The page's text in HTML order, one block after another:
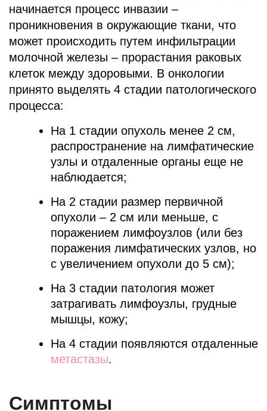
начинается процесс инвазии –
проникновения в окружающие ткани, что
может происходить путем инфильтрации
молочной железы – прорастания раковых
клеток между здоровыми. В онкологии
принято выделять 4 стадии патологического
процесса:
На 1 стадии опухоль менее 2 см,
распространение на лимфатические
узлы и отдаленные органы еще не
наблюдается;
На 2 стадии размер первичной
опухоли – 2 см или меньше, с
поражением лимфоузлов (или без
поражения лимфатических узлов, но
с увеличением опухоли до 5 см);
На 3 стадии патология может
затрагивать лимфоузлы, грудные
мышцы, кожу;
На 4 стадии появляются отдаленные
метастазы.
Симптомы